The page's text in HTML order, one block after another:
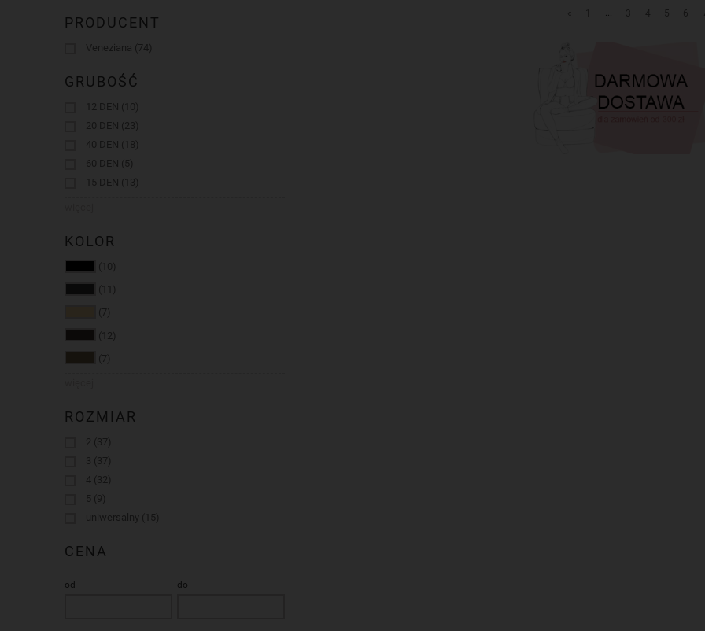
PRODUCENT
Veneziana (74)
GRUBOŚĆ
12 DEN (10)
20 DEN (23)
40 DEN (18)
60 DEN (5)
15 DEN (13)
KOLOR
(10)
(11)
(7)
(12)
(7)
ROZMIAR
2 (37)
3 (37)
4 (32)
5 (9)
uniwersalny (15)
CENA
od do
... 3 4 5 6